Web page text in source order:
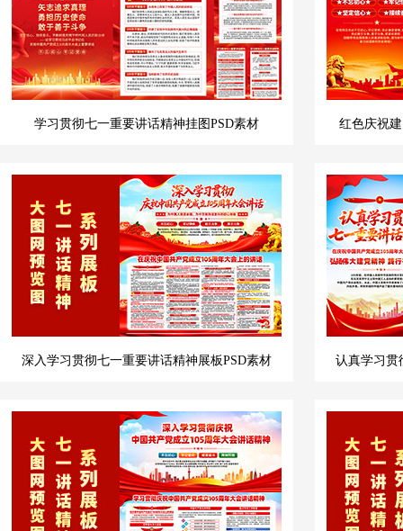
学习贯彻七一重要讲话精神挂图PSD素材 红色庆祝
深入学习贯彻七一重要讲话精神展板PSD素材 认真学习贯